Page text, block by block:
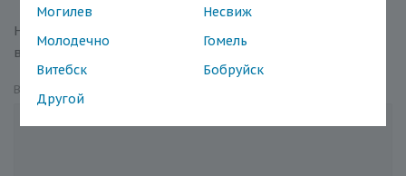
Могилев
Несвиж
Молодечно
Гомель
Витебск
Бобруйск
Другой
Наши квалифицированные специалисты обязательно
вам помогут.
Вопрос